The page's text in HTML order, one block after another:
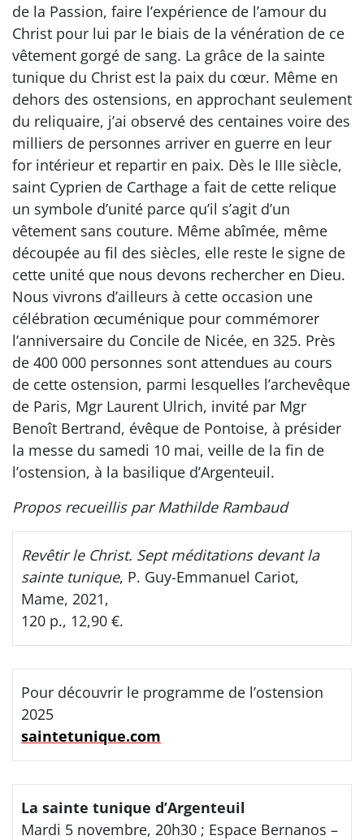
de la Passion, faire l’expérience de l’amour du
Christ pour lui par le biais de la vénération de ce
vêtement gorgé de sang. La grâce de la sainte
tunique du Christ est la paix du cœur. Même en
dehors des ostensions, en approchant seulement
du reliquaire, j’ai observé des centaines voire des
milliers de personnes arriver en guerre en leur
for intérieur et repartir en paix. Dès le IIIe siècle,
saint Cyprien de Carthage a fait de cette relique
un symbole d’unité parce qu’il s’agit d’un
vêtement sans couture. Même abîmée, même
découpée au fil des siècles, elle reste le signe de
cette unité que nous devons rechercher en Dieu.
Nous vivrons d’ailleurs à cette occasion une
célébration œcuménique pour commémorer
l’anniversaire du Concile de Nicée, en 325. Près
de 400 000 personnes sont attendues au cours
de cette ostension, parmi lesquelles l’archevêque
de Paris, Mgr Laurent Ulrich, invité par Mgr
Benoît Bertrand, évêque de Pontoise, à présider
la messe du samedi 10 mai, veille de la fin de
l’ostension, à la basilique d’Argenteuil.
Propos recueillis par Mathilde Rambaud
Revêtir le Christ. Sept méditations devant la
sainte tunique, P. Guy-Emmanuel Cariot,
Mame, 2021,
120 p., 12,90 €.
Pour découvrir le programme de l’ostension
2025
saintetunique.com
La sainte tunique d’Argenteuil
Mardi 5 novembre, 20h30 ; Espace Bernanos –